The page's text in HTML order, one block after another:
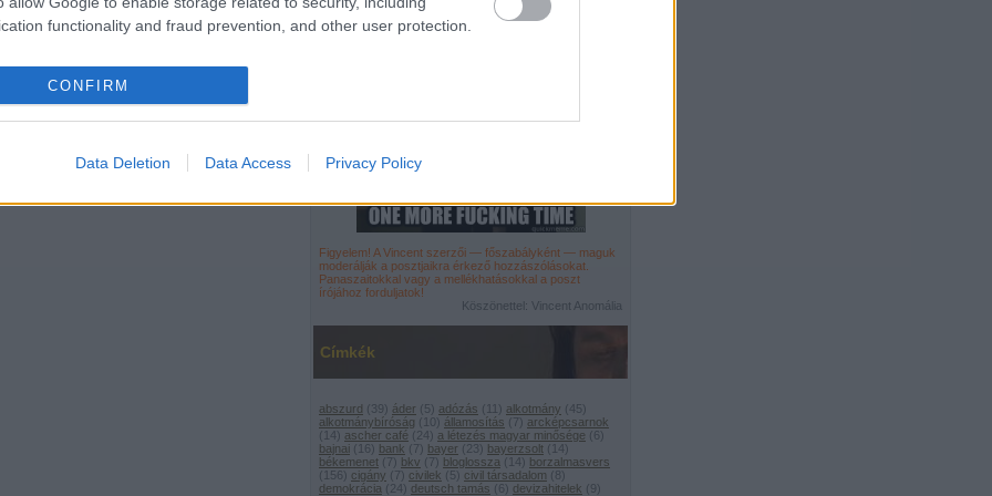
functionality and fraud prevention, and other user protection.
CONFIRM
Data Deletion Data Access Privacy Policy
Figyelem! A Vincent szerzői — főszabályként — maguk
moderálják a posztjaikra érkező hozzászólásokat
Panaszaitokkal vagy a mellékhatásokkal a poszt
írójához forduljatok!
Köszönettel: Vincent Anomália
Címkék
abszurd ( 39) áder ( 5) adózás ( 11 ) alkotmány ( 45)
alkotmánybíróság ( 10) államosítás ( 7) arcképcsarnok
( 14) ascher café ( 24) a létezés magyar minősége ( 6 )
bajnai ( 16 ) bank ( 7) bayer ( 23) bayerzsolt ( 14)
békemenet ( 7) bkv ( 7) bloglossza ( 14) borzalmasvers
( 156 ) cigány ( 7) civilek ( 5) civil társadalom ( 8 )
demokrácia ( 24) deutsch tamás ( 6 ) devizahitelek ( 9)